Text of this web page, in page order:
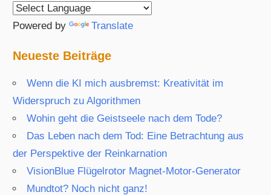
Powered by Translate
Neueste Beiträge
Wenn die KI mich ausbremst: Kreativität im
Widerspruch zu Algorithmen
Wohin geht die Geistseele nach dem Tode?
Das Leben nach dem Tod: Eine Betrachtung aus
der Perspektive der Reinkarnation
VisionBlue Flügelrotor Magnet-Motor-Generator
Mundtot? Noch nicht ganz!